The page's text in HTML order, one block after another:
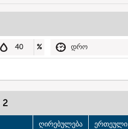
40 % დრო
2
ღირებულება ერთეული